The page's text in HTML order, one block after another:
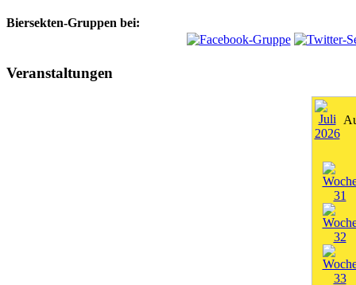
Biersekten-Gruppen bei:
Veranstaltungen